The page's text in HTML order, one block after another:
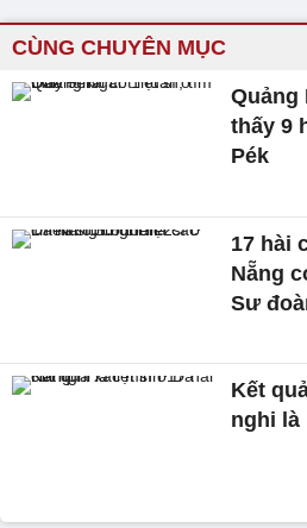
CÙNG CHUYÊN MỤC
Quảng
thấy 9
Pék
17 hài
Nẵng
Sư
Kết
nghi là